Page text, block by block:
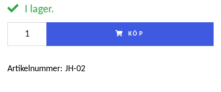
I lager.
KÖP
Artikelnummer: JH-02